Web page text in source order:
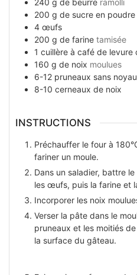
240 g de beurre ramolli
200 g de sucre en poudre
4 œufs
200 g de farine tamisée
1 cuillère à café de levure
160 g de noix moulues
6-12 pruneaux sans
8-10 cerneaux de noix
INSTRUCTIONS
Préchauffer le four à
fariner un moule.
Dans un saladier, battre
les œufs, puis la farine et
Incorporer les noix
Verser la pâte dans le
pruneaux et les moitiés
la surface du gâteau.